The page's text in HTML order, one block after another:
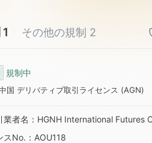
8
9
その他の規制 2
規制中
国 デリバティブ取引ライセンス (AGN)
スNo.：AOU118
WikiFX Survey